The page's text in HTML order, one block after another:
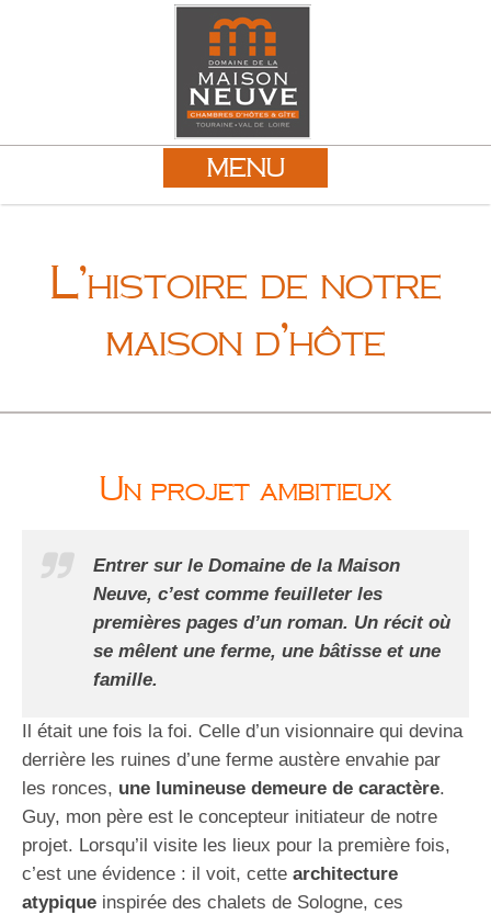
MENU
L’histoire de notre
maison d’hôte
Un projet ambitieux
Entrer sur le Domaine de la Maison
Neuve, c’est comme feuilleter les
premières pages d’un roman. Un récit où
se mêlent une ferme, une bâtisse et une
famille.
Il était une fois la foi. Celle d’un visionnaire qui devina
derrière les ruines d’une ferme austère envahie par
les ronces, une lumineuse demeure de caractère.
Guy, mon père est le concepteur initiateur de notre
projet. Lorsqu’il visite les lieux pour la première fois,
c’est une évidence : il voit, cette architecture
atypique inspirée des chalets de Sologne, ces